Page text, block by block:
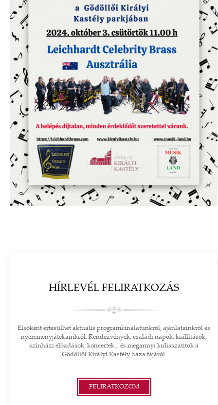
HÍRLEVÉL FELIRATKOZÁS
Elsőként értesülhet aktuális programkínálatunkról, ajánlatainkról és
nyereményjátékainkról. Rendezvények, családi napok, kiállítások,
színházi előadások, koncertek... és megannyi kulisszatitok a
Gödöllői Királyi Kastély háza tájáról.
FELIRATKOZOM